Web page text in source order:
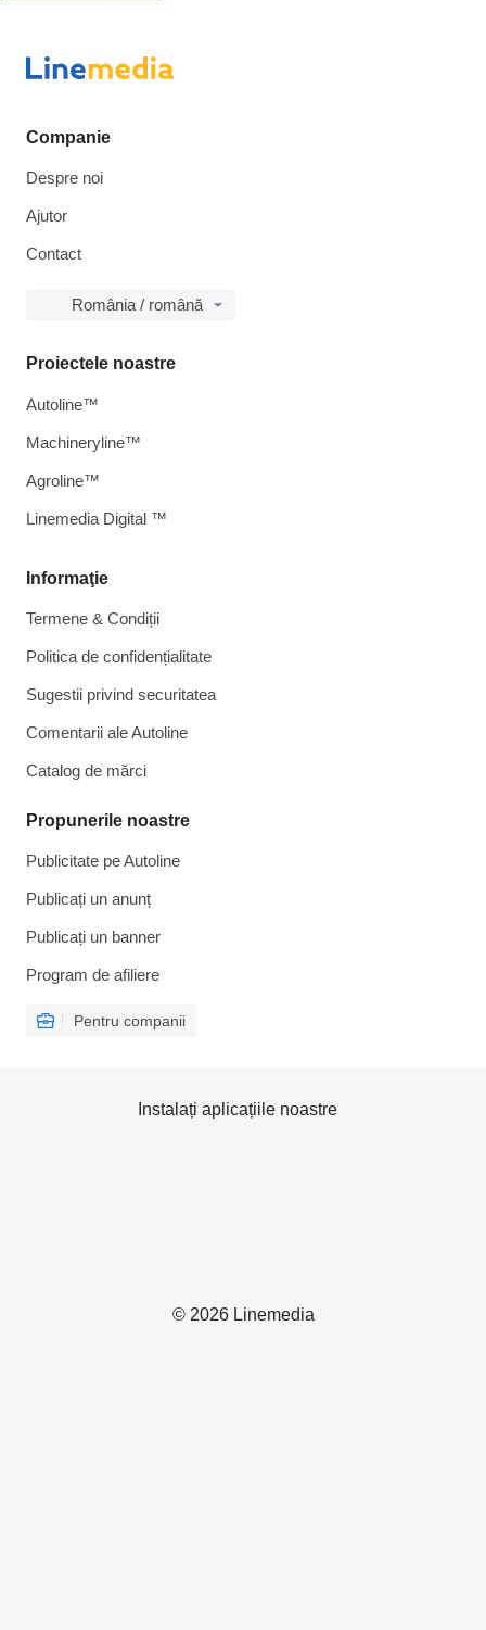
Companie
Despre noi
Ajutor
Contact
România / română
Informaţie
Termene & Condiții
Politica de confidențialitate
Sugestii privind securitatea
Comentarii ale Autoline
Catalog de mărcі
Propunerile noastre
Publicitate pe Autoline
Publicați un anunț
Publicați un banner
Program de afiliere
Pentru companii
Proiectele noastre
Autoline™
Machineryline™
Agroline™
Linemedia Digital ™
© 2026 Linemedia
Instalați aplicațiile noastre